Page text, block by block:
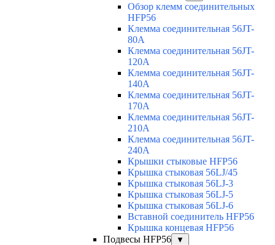
Обзор клемм соединительных
HFP56
Клемма соединительная 56JT-
80A
Клемма соединительная 56JT-
120A
Клемма соединительная 56JT-
140A
Клемма соединительная 56JT-
170A
Клемма соединительная 56JT-
210A
Клемма соединительная 56JT-
240A
Крышки стыковые HFP56
Крышка стыковая 56LJ/45
Крышка стыковая 56LJ-3
Крышка стыковая 56LJ-5
Крышка стыковая 56LJ-6
Вставной соединитель HFP56
Крышка концевая HFP56
Подвесы HFP56
▼